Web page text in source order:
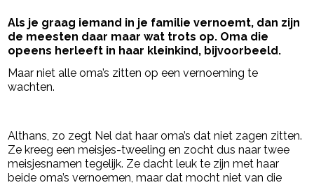
Als je graag iemand in je familie vernoemt, dan zijn
de meesten daar maar wat trots op. Oma die
opeens herleeft in haar kleinkind, bijvoorbeeld.
Maar niet alle oma’s zitten op een vernoeming te
wachten.
Althans, zo zegt Nel dat haar oma’s dat niet zagen zitten.
Ze kreeg een meisjes-tweeling en zocht dus naar twee
meisjesnamen tegelijk. Ze dacht leuk te zijn met haar
beide oma’s vernoemen, maar dat mocht niet van die